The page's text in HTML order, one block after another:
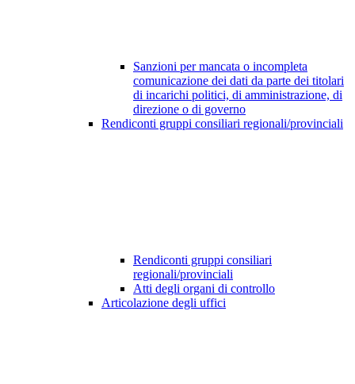
Sanzioni per mancata o incompleta
comunicazione dei dati da parte dei titolari
di incarichi politici, di amministrazione, di
direzione o di governo
Rendiconti gruppi consiliari regionali/provinciali
Rendiconti gruppi consiliari
regionali/provinciali
Atti degli organi di controllo
Articolazione degli uffici